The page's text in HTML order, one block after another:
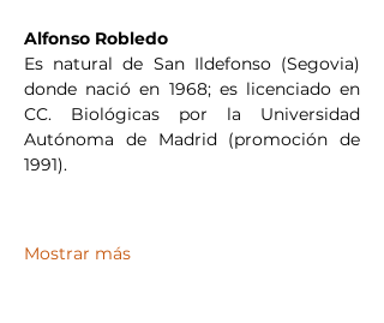
Alfonso Robledo
Es natural de San Ildefonso (Segovia)
donde nació en 1968; es licenciado en
CC. Biológicas por la Universidad
Autónoma de Madrid (promoción de
1991).
Mostrar más